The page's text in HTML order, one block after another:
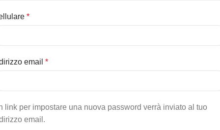
*
email *
link per impostare una nuova password verrà inviato al tuo
email.